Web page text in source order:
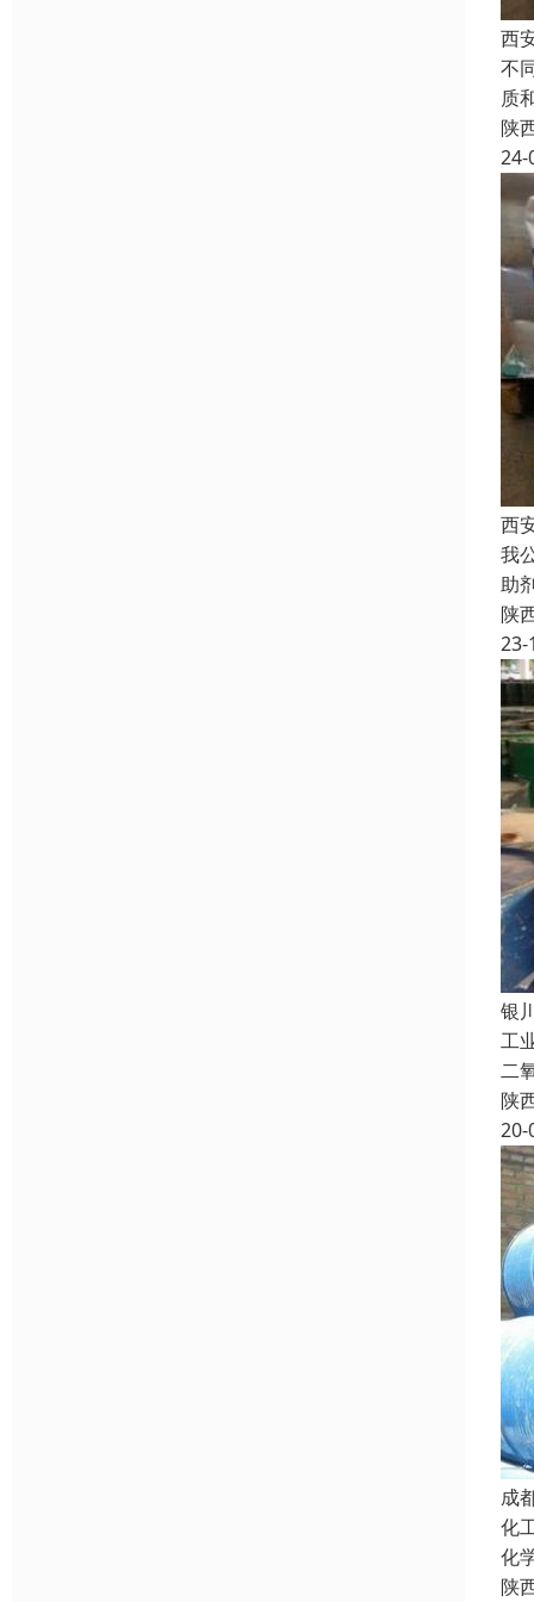
西
不
质
陕
24-
西
我
助
陕
23-
银
工
二
陕
20-
成
化
化
陕